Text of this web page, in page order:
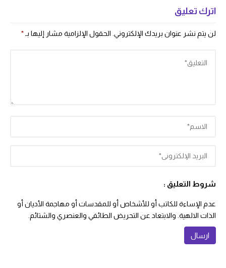
اترك تعليق
لن يتم نشر عنوان بريدك الإلكتروني. الحقول الإلزامية مشار إليها بـ*
شروط التعليق :
عدم الإساءة للكاتب أو للأشخاص أو للمقدسات أو مهاجمة الأديان أو
الذات الالهية. والابتعاد عن التحريض الطائفي والعنصري والشتائم.